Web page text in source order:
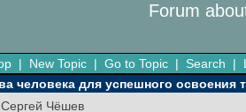
Forum
| New Topic | Go to Topic | Search |
человека для успешного освоения
Сергей Чёшев